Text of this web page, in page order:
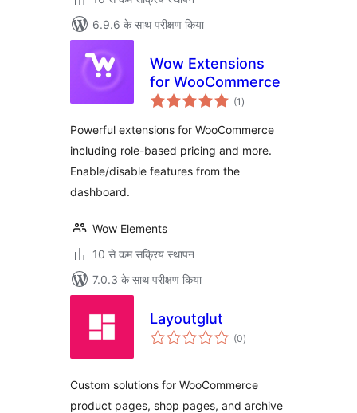
6.9.6 के साथ परीक्षण किया
Wow Extensions
for WooCommerce
(1 कुल
दर)
Powerful extensions for WooCommerce
including role-based pricing and more.
Enable/disable features from the
dashboard.
Wow Elements
10 से कम सक्रिय स्थापन
7.0.3 के साथ परीक्षण किया
Layoutglut
(0कुल
दर)
Custom solutions for WooCommerce
product pages, shop pages, and archive